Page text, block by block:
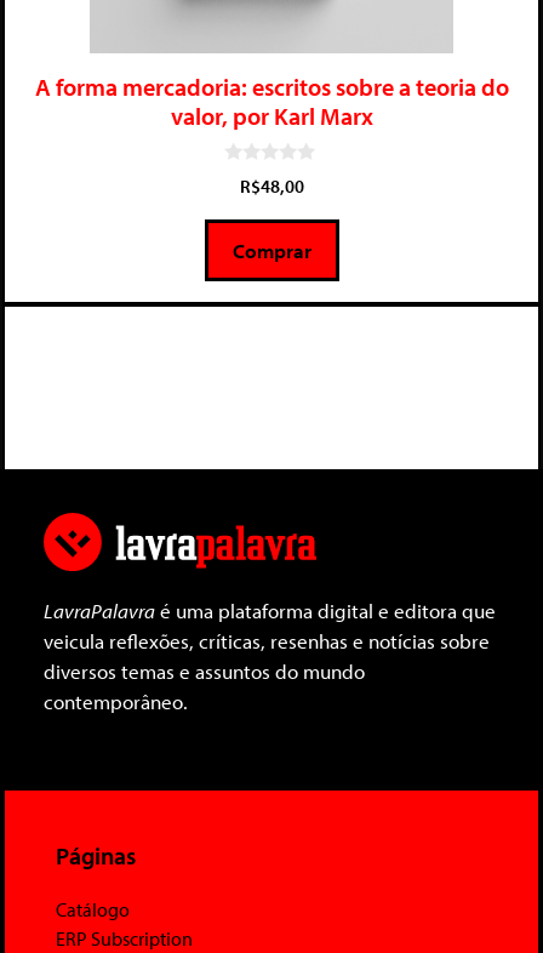
A forma mercadoria: escritos sobre a teoria do
valor, por Karl Marx
5
R$48,00
Comprar
LavraPalavraé uma plataforma digital e editora que
veicula reflexões, críticas, resenhas e notícias sobre
diversos temas e assuntos do mundo
contemporâneo.
Páginas
Catálogo
ERP Subscription